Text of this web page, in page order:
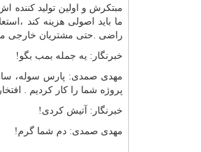
مبتکرش و اولین تولید کننده
ما باید اصولی هزینه کند
راضی .حتی مشتریان خارجی ما
خبرنگار: یه جمله بمب بگو!
مهدی صمدی: پارس سوله،
پروژه شما را کار کردیم .
خبرنگار: آتیش کردی!
مهدی صمدی: دم شما گرم!